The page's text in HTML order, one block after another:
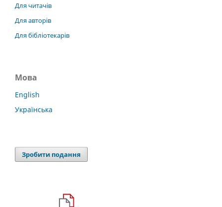
Для читачів
Для авторів
Для бібліотекарів
Мова
English
Українська
Зробити подання